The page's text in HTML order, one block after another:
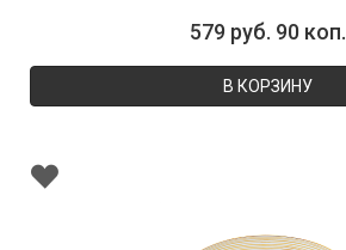
579 руб. 90 коп.
В КОРЗИНУ